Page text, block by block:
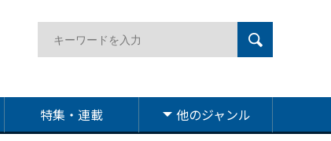
特集・連載 他のジャンル